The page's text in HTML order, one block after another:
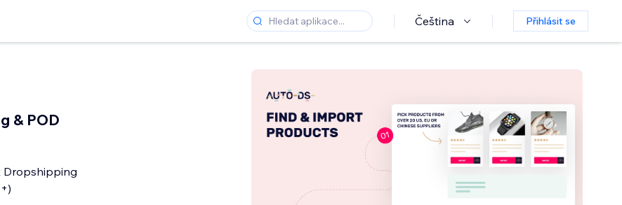
Čeština Přihlásit se
& POD
Dropshipping